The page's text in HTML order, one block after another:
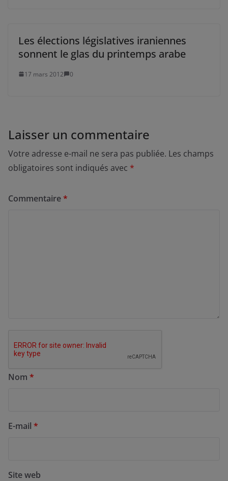
Les élections législatives iraniennes
sonnent le glas du printemps arabe
17 mars 2012 0
Laisser un commentaire
Votre adresse e-mail ne sera pas publiée. Les champs
obligatoires sont indiqués avec *
Commentaire*
Nom *
E-mail *
Site web